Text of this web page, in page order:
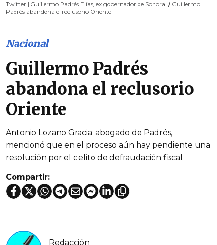
Twitter | Guillermo Padrés Elías, ex gobernador de Sonora. / Guillermo
Padrés abandona el reclusorio Oriente
Nacional
Guillermo Padrés
abandona el reclusorio
Oriente
Antonio Lozano Gracia, abogado de Padrés,
mencionó que en el proceso aún hay pendiente una
resolución por el delito de defraudación fiscal
Compartir:
Redacción